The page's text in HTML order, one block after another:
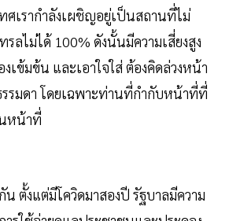
เรากำลังเผชิญอยู่เป็นสถานที่ไม่
ลไม่ได้ 100% ดังนั้นมีความเสี่ยงสูง
เข้มข้น และเอาใจใส่ ต้องคิดล่วงหน้า
รมดา โดยเฉพาะท่านที่กำกับหน้าที่ที่
นหน้าที่
ตั้งแต่มีโควิดมาสองปี รัฐบาลมีความ